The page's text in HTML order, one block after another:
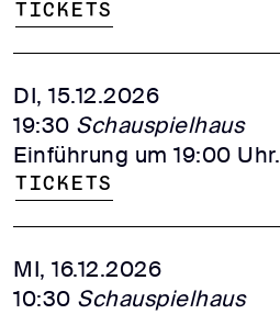
Tickets
DI, 15.12.2026
19:30 Schauspielhaus
Einführung um 19:00 Uhr.
Tickets
MI, 16.12.2026
10:30 Schauspielhaus